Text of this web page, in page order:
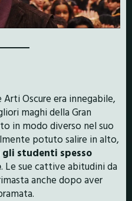
Oscure era innegabile,
maghi della Gran
in modo diverso nel suo
potuto salire in alto,
studenti spesso
. Le sue cattive abitudini da
anche dopo aver